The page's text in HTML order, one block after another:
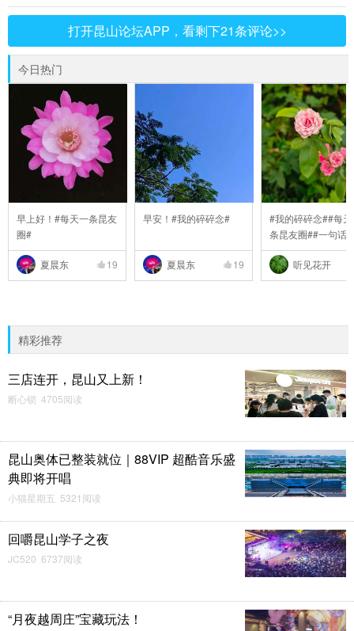
打开昆山论坛APP，看剩下21条评论>>
今日热门
早上好！#每天一条昆友
圈#
夏晨东 19
早安！#我的碎碎念#
夏晨东 19
#我的碎碎念##每
条昆友圈##一句话
..
听见花开
精彩推荐
三店连开，昆山又上新！
断心锁 4705阅读
昆山奥体已整装就位｜88VIP 超酷音乐盛
典即将开唱
小猫星期五 5321阅读
回嚼昆山学子之夜
JC520 6737阅读
“月夜越周庄”宝藏玩法！